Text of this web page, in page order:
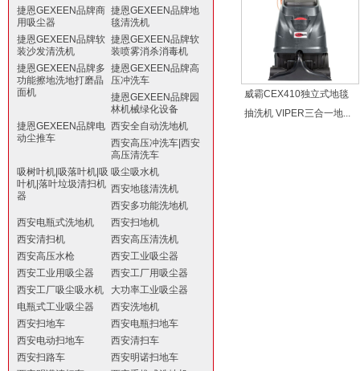
捷恩GEXEEN品牌商
用吸尘器
捷恩GEXEEN品牌地
毯清洗机
捷恩GEXEEN品牌软
装沙发清洗机
捷恩GEXEEN品牌软
装喷雾消杀消毒机
捷恩GEXEEN品牌多
功能擦地洗地打磨晶
面机
捷恩GEXEEN品牌高
压冲洗车
捷恩GEXEEN品牌园
林机械绿化设备
捷恩GEXEEN品牌电
动尘推车
西安全自动洗地机
西安高压冲洗车|西安
高压清洗车
吸树叶机|吸落叶机|吸
叶机|落叶垃圾清扫机
器
吸尘吸水机
西安地毯清洗机
西安多功能洗地机
西安电瓶式洗地机
西安扫地机
西安清扫机
西安高压清洗机
西安高压水枪
西安工业吸尘器
西安工业用吸尘器
西安工厂用吸尘器
西安工厂吸尘吸水机
大功率工业吸尘器
电瓶式工业吸尘器
西安洗地机
西安扫地车
西安电瓶扫地车
西安电动扫地车
西安清扫车
西安扫路车
西安明诺扫地车
威霸CEX410独立式地毯
抽洗机 VIPER三合一地...